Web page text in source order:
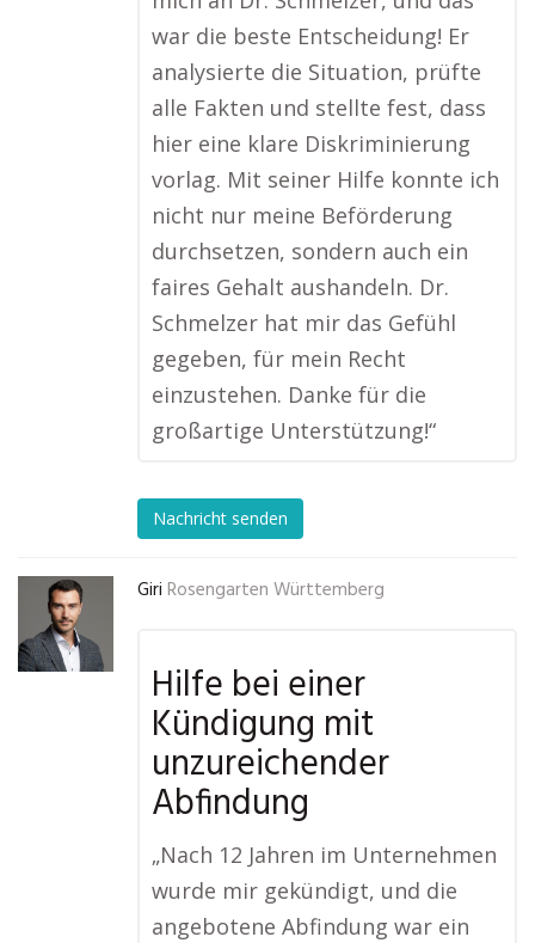
war die beste Entscheidung! Er
analysierte die Situation, prüfte
alle Fakten und stellte fest, dass
hier eine klare Diskriminierung
vorlag. Mit seiner Hilfe konnte ich
nicht nur meine Beförderung
durchsetzen, sondern auch ein
faires Gehalt aushandeln. Dr.
Schmelzer hat mir das Gefühl
gegeben, für mein Recht
einzustehen. Danke für die
großartige Unterstützung!“
Nachricht senden
Giri Rosengarten Württemberg
Hilfe bei einer
Kündigung mit
unzureichender
Abfindung
„Nach 12 Jahren im Unternehmen
wurde mir gekündigt, und die
angebotene Abfindung war ein